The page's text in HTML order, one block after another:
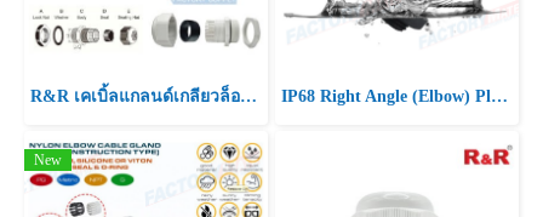
R&R เคเบิ้ลแกลนด์เกลียวล็อค NPT 1" IP68 Right Angle (Elbow) Plastic Cable Glands
New